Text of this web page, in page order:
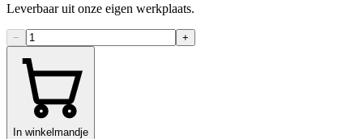
Leverbaar uit onze eigen werkplaats.
− +
In winkelmandje